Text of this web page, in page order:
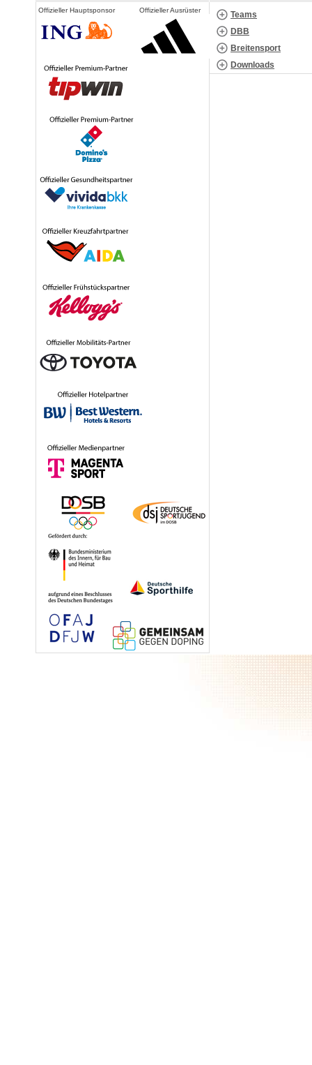
Offizieller Hauptsponsor Offizieller Ausrüster
Teams
DBB
Breitensport
Downloads